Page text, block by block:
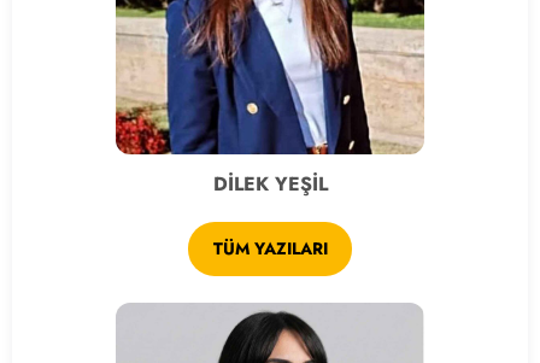
DİLEK YEŞİL
TÜM YAZILARI